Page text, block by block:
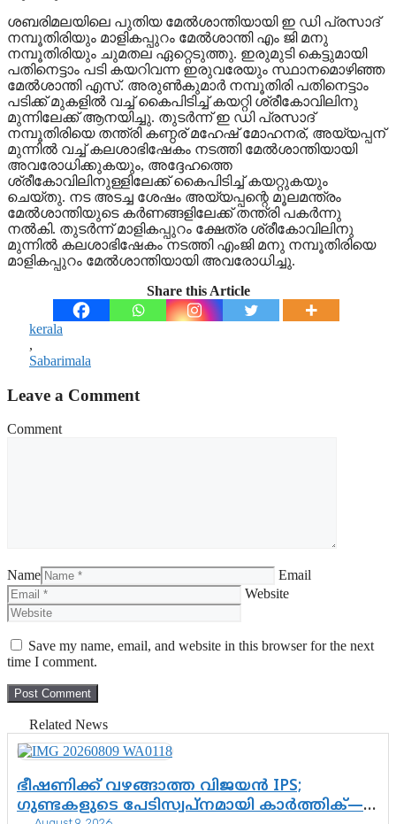
ശബരിമലയിലെ പുതിയ മേല്‍ശാന്തിയായി ഇ ഡി പ്രസാദ്
നമ്പൂതിരിയും മാളികപ്പുറം മേല്‍ശാന്തി എം ജി മനു
നമ്പൂതിരിയും ചുമതല ഏറ്റെടുത്തു. ഇരുമുടി കെട്ടുമായി
പതിനെട്ടാം പടി കയറിവന്ന ഇരുവരേയും സ്ഥാനമൊഴിഞ്ഞ
മേല്‍ശാന്തി എസ്. അരുണ്‍കുമാര്‍ നമ്പൂതിരി പതിനെട്ടാം
പടിക്ക് മുകളില്‍ വച്ച് കൈപിടിച്ച് കയറ്റി ശ്രീകോവിലിനു
മുന്നിലേക്ക് ആനയിച്ചു. തുടര്‍ന്ന് ഇ ഡി പ്രസാദ്
നമ്പൂതിരിയെ തന്ത്രി കണ്ഠര് മഹേഷ് മോഹനര്, അയ്യപ്പന്
മുന്നില്‍ വച്ച് കലശാഭിഷേകം നടത്തി മേല്‍ശാന്തിയായി
അവരോധിക്കുകയും, അദ്ദേഹത്തെ
ശ്രീകോവിലിനുള്ളിലേക്ക് കൈപിടിച്ച് കയറ്റുകയും
ചെയ്തു. നട അടച്ച ശേഷം അയ്യപ്പന്റെ മൂലമന്ത്രം
മേല്‍ശാന്തിയുടെ കര്‍ണങ്ങളിലേക്ക് തന്ത്രി പകര്‍ന്നു
നല്‍കി. തുടര്‍ന്ന് മാളികപ്പുറം ക്ഷേത്ര ശ്രീകോവിലിനു
മുന്നില്‍ കലശാഭിഷേകം നടത്തി എംജി മനു നമ്പൂതിരിയെ
മാളികപ്പുറം മേല്‍ശാന്തിയായി അവരോധിച്ചു.
Share this Article
kerala
,
Sabarimala
Leave a Comment
Comment
Name
Email
Website
Save my name, email, and website in this browser for the next
time I comment.
Related News
ഭീഷണിക്ക് വഴങ്ങാത്ത വിജയൻ IPS;
ഗുണ്ടകളുടെ പേടിസ്വപ്നമായി കാർത്തിക്—